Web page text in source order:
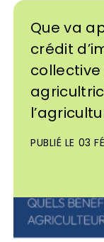
Que va
crédit
PUBLIÉ LE 03